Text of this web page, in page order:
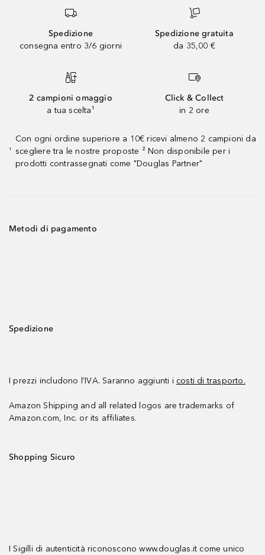
Spedizione
consegna entro 3/6 giorni
Spedizione gratuita
da 35,00 €
2 campioni omaggio
a tua scelta¹
Click & Collect
in 2 ore
¹
Con ogni ordine superiore a 10€ ricevi almeno 2 campioni da
scegliere tra le nostre proposte ² Non disponibile per i
prodotti contrassegnati come "Douglas Partner"
Metodi di pagamento
Spedizione
I prezzi includono l’IVA. Saranno aggiunti i costi di trasporto.
Amazon Shipping and all related logos are trademarks of
Amazon.com, Inc. or its affiliates.
Shopping Sicuro
I Sigilli di autenticità riconoscono www.douglas.it come unico